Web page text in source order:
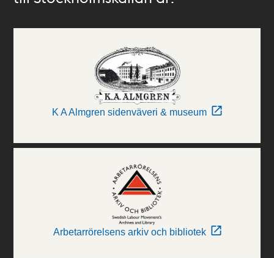
K A Almgren sidenväveri & museum
Arbetarrörelsens arkiv och bibliotek